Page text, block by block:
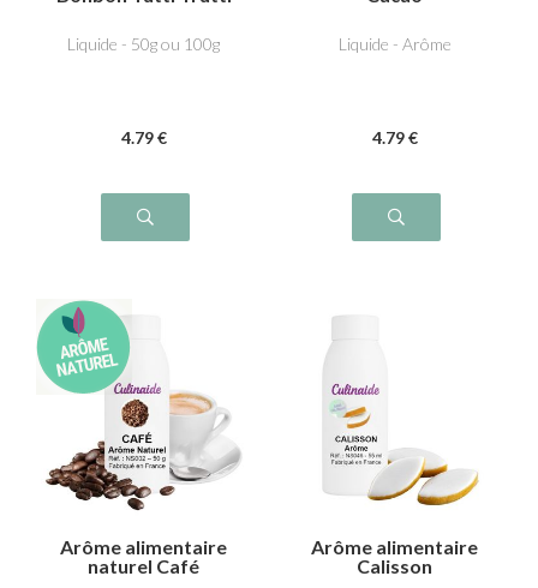
Liquide - 50g ou 100g
4.79 €
Liquide - Arôme
4.79 €
Arôme alimentaire
naturel Café
Arôme alimentaire
Calisson